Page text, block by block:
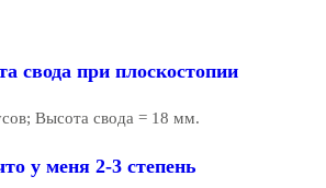
свода при плоскостопии
Высота свода = 18 мм.
у меня 2-3 степень